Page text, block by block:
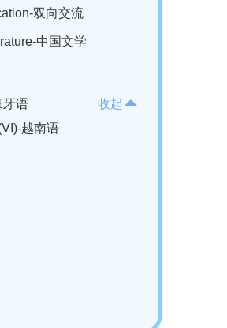
双向交流
中国文学
牙语
越南语
收起